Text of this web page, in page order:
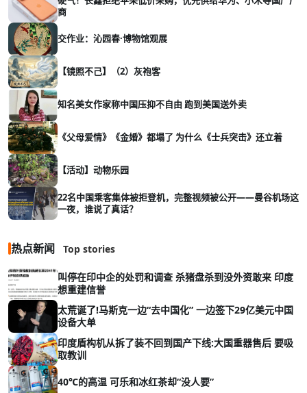
商
交作业：沁园春·博物馆观展
【镜照不己】（2）灰袍客
知名美女作家称中国压抑不自由 跑到美国送外卖
《父母爱情》《金婚》都塌了 为什么《士兵突击》还立着
【活动】动物乐园
22名中国乘客集体被拒登机，完整视频被公开——曼谷机场这
一夜，谁说了真话？
热点新闻 Top stories
叫停在印中企的处罚和调查 杀猪盘杀到没外资敢来 印度
想重建信誉
太荒诞了!马斯克一边“去中国化” 一边签下29亿美元中国
设备大单
印度盾构机从拆了装不回到国产下线:大国重器售后 要吸
取教训
40℃的高温 可乐和冰红茶却“没人要”